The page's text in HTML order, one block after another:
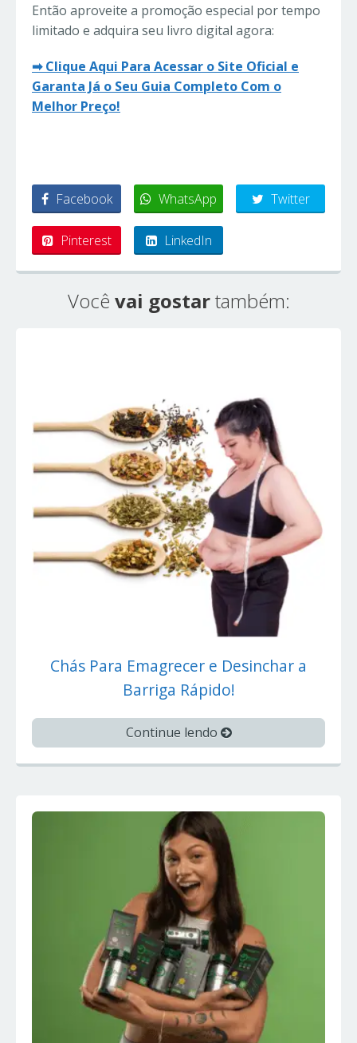
Então aproveite a promoção especial por tempo
limitado e adquira seu livro digital agora:
➡ Clique Aqui Para Acessar o Site Oficial e
Garanta Já o Seu Guia Completo Com o
Melhor Preço!
Facebook WhatsApp Twitter
Pinterest LinkedIn
Você vai gostartambém:
Chás Para Emagrecer e Desinchar a
Barriga Rápido!
Continue lendo